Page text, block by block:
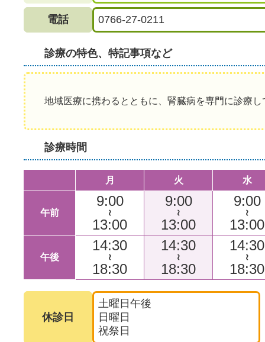
電話 0766-27-0211
診療の特色、特記事項など
地域医療に携わるとともに、腎臓病を専門に診療し
診療時間
月 火 水
午前
9:00
～
13:00
9:00
～
13:00
9:00
～
13:00
午後
14:30
～
18:30
14:30
～
18:30
14:30
～
18:30
休診日
土曜日午後
日曜日
祝祭日